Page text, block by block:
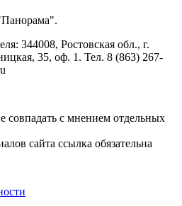
344008, Ростовская обл., г.
35, оф. 1. Тел. 8 (863) 267-
с мнением отдельных
сайта ссылка обязательна